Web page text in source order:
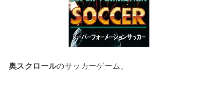
奥スクロールのサッカーゲーム。